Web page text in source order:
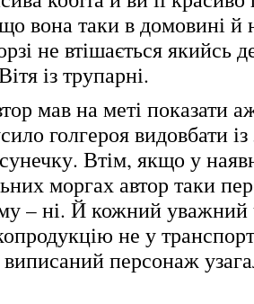
вона таки в домовині й
не втішається якийсь
із трупарні.
мав на меті показати
голгероя видовбати
Втім, якщо у
моргах автор таки
– ні. Й кожний уважний
не у
персонаж